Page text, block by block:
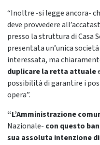
“Inoltre -si legge ancora-
deve provvedere
presso la struttura di Casa
presentata un’unica
interessata, ma
duplicare la retta attuale
possibilità di garantire i
opera”.
“L’Amministrazione
Nazionale- con questo
sua assoluta intenzione